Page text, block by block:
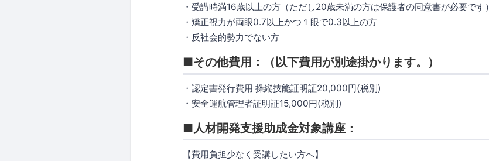
・受講時満16歳以上の方（ただし20歳未満の方は保護者の同意書が必要です）
・矯正視力が両眼0.7以上かつ１眼で0.3以上の方
・反社会的勢力でない方
■その他費用：（以下費用が別途掛かります。）
・認定書発行費用 操縦技能証明証20,000円(税別)
・安全運航管理者証明証15,000円(税別)
■人材開発支援助成金対象講座：
【費用負担少なく受講したい方へ】